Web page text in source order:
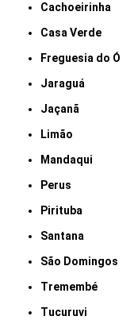
Cachoeirinha
Casa Verde
Freguesia do Ó
Jaraguá
Jaçanã
Limão
Mandaqui
Perus
Pirituba
Santana
São Domingos
Tremembé
Tucuruvi